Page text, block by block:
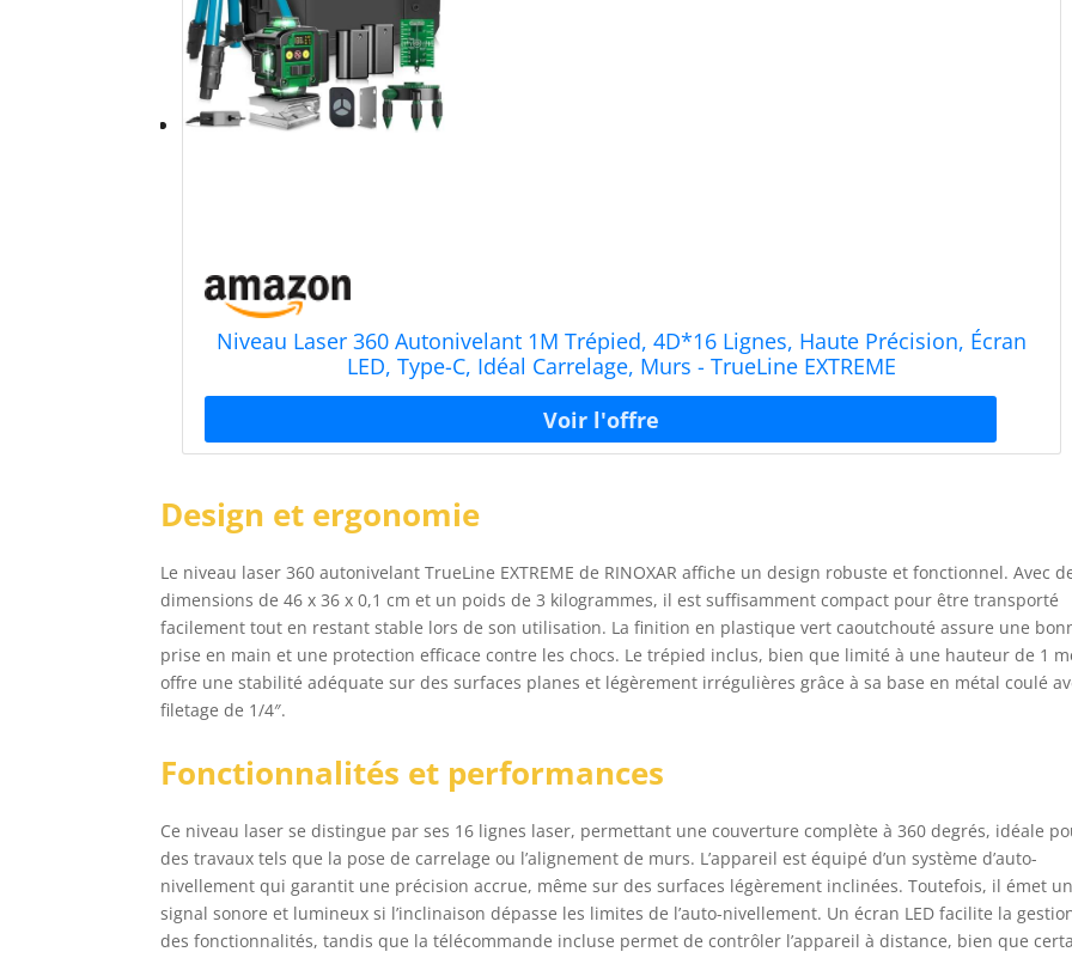
Niveau Laser 360 Autonivelant 1M Trépied, 4D*16 Lignes, Haute Précision, Écran
LED, Type-C, Idéal Carrelage, Murs - TrueLine EXTREME
Design et ergonomie
Le niveau laser 360 autonivelant TrueLine EXTREME de RINOXAR affiche un design robuste et fonctionnel. Avec
dimensions de 46 x 36 x 0,1 cm et un poids de 3 kilogrammes, il est suffisamment compact pour être transporté
facilement tout en restant stable lors de son utilisation. La finition en plastique vert caoutchouté assure une
prise en main et une protection efficace contre les chocs. Le trépied inclus, bien que limité à une hauteur de 1
offre une stabilité adéquate sur des surfaces planes et légèrement irrégulières grâce à sa base en métal coulé
filetage de 1/4″.
Fonctionnalités et performances
Ce niveau laser se distingue par ses 16 lignes laser, permettant une couverture complète à 360 degrés, idéale
des travaux tels que la pose de carrelage ou l’alignement de murs. L’appareil est équipé d’un système d’auto-
nivellement qui garantit une précision accrue, même sur des surfaces légèrement inclinées. Toutefois, il émet
signal sonore et lumineux si l’inclinaison dépasse les limites de l’auto-nivellement. Un écran LED facilite la
des fonctionnalités, tandis que la télécommande incluse permet de contrôler l’appareil à distance, bien que